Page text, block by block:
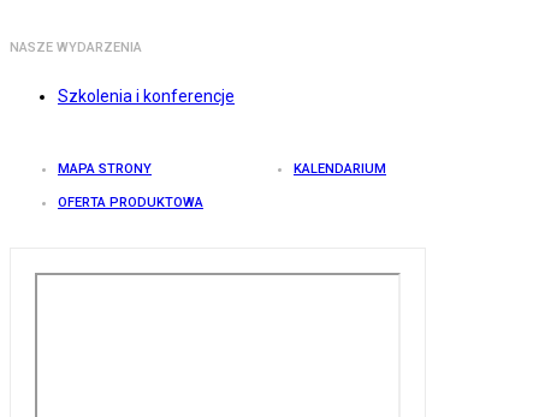
NASZE WYDARZENIA
Szkolenia i konferencje
MAPA STRONY KALENDARIUM
OFERTA PRODUKTOWA